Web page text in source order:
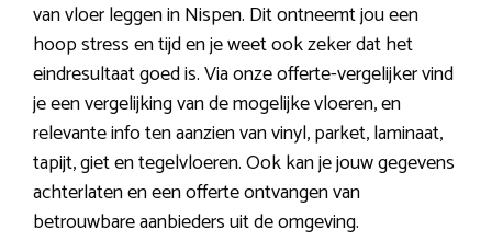
van vloer leggen in Nispen. Dit ontneemt jou een
hoop stress en tijd en je weet ook zeker dat het
eindresultaat goed is. Via onze offerte-vergelijker vind
je een vergelijking van de mogelijke vloeren, en
relevante info ten aanzien van vinyl, parket, laminaat,
tapijt, giet en tegelvloeren. Ook kan je jouw gegevens
achterlaten en een offerte ontvangen van
betrouwbare aanbieders uit de omgeving.